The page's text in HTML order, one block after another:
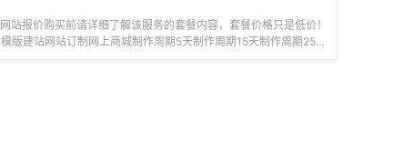
网站报价购买前请详细了解该服务的套餐内容，套餐价格只是低价！
模版建站网站订制网上商城制作周期5天制作周期15天制作周期25天